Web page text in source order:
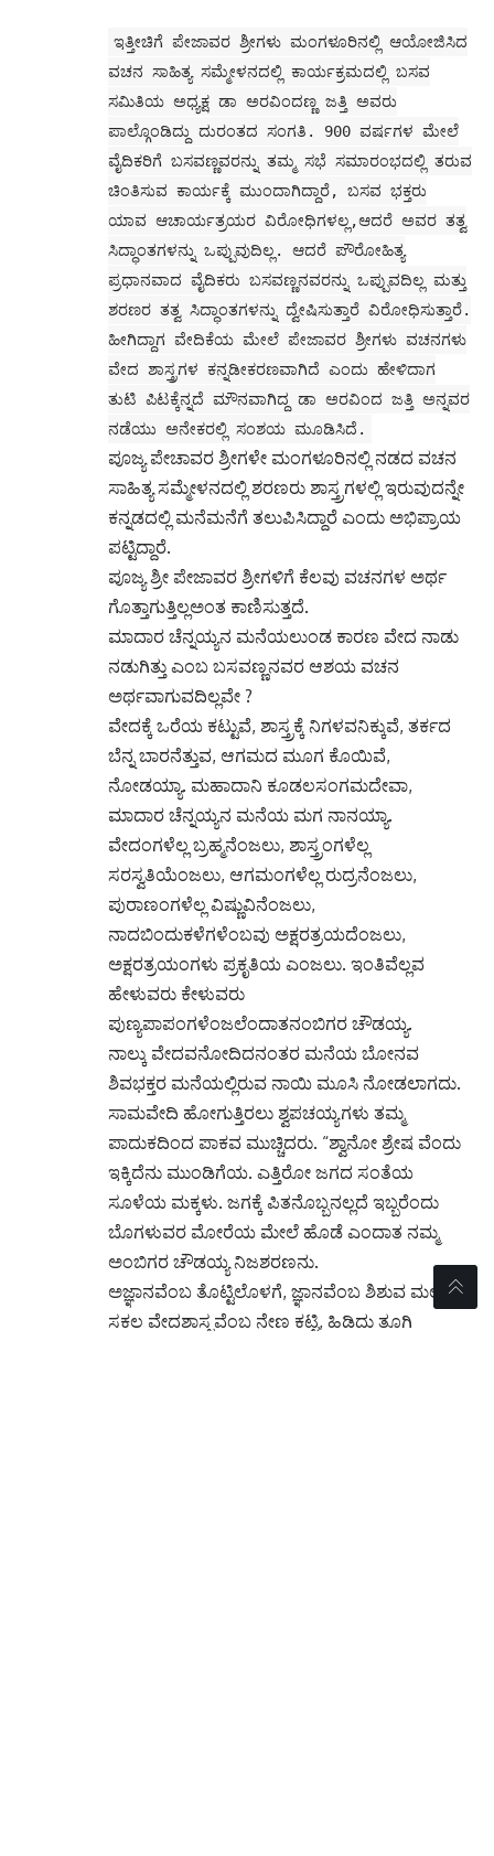
ಇತ್ತೀಚಿಗೆ ಪೇಜಾವರ ಶ್ರೀಗಳು ಮಂಗಳೂರಿನಲ್ಲಿ ಆಯೋಜಿಸಿದ
ವಚನ ಸಾಹಿತ್ಯ ಸಮ್ಮೇಳನದಲ್ಲಿ ಕಾರ್ಯಕ್ರಮದಲ್ಲಿ ಬಸವ
ಸಮಿತಿಯ ಅಧ್ಯಕ್ಷ ಡಾ ಅರವಿಂದಣ್ಣ ಜತ್ತಿ ಅವರು
ಪಾಲ್ಗೊಂಡಿದ್ದು ದುರಂತದ ಸಂಗತಿ. 900 ವರ್ಷಗಳ ಮೇಲೆ
ವೈದಿಕರಿಗೆ ಬಸವಣ್ಣವರನ್ನು ತಮ್ಮ ಸಭೆ ಸಮಾರಂಭದಲ್ಲಿ ತರುವ
ಚಿಂತಿಸುವ ಕಾರ್ಯಕ್ಕೆ ಮುಂದಾಗಿದ್ದಾರೆ, ಬಸವ ಭಕ್ತರು
ಯಾವ ಆಚಾರ್ಯತ್ರಯರ ವಿರೋಧಿಗಳಲ್ಲ,ಆದರೆ ಅವರ ತತ್ವ
ಸಿದ್ಧಾಂತಗಳನ್ನು ಒಪ್ಪುವುದಿಲ್ಲ. ಆದರೆ ಪೌರೋಹಿತ್ಯ
ಪ್ರಧಾನವಾದ ವೈದಿಕರು ಬಸವಣ್ಣನವರನ್ನು ಒಪ್ಪುವದಿಲ್ಲ ಮತ್ತು
ಶರಣರ ತತ್ವ ಸಿದ್ಧಾಂತಗಳನ್ನು ದ್ವೇಷಿಸುತ್ತಾರೆ ವಿರೋಧಿಸುತ್ತಾರೆ.
ಹೀಗಿದ್ದಾಗ ವೇದಿಕೆಯ ಮೇಲೆ ಪೇಜಾವರ ಶ್ರೀಗಳು ವಚನಗಳು
ವೇದ ಶಾಸ್ತ್ರಗಳ ಕನ್ನಡೀಕರಣವಾಗಿದೆ ಎಂದು ಹೇಳಿದಾಗ
ತುಟಿ ಪಿಟಕ್ಕೆನ್ನದೆ ಮೌನವಾಗಿದ್ದ ಡಾ ಅರವಿಂದ ಜತ್ತಿ ಅನ್ನವರ
ನಡೆಯು ಅನೇಕರಲ್ಲಿ ಸಂಶಯ ಮೂಡಿಸಿದೆ.
ಪೂಜ್ಯ ಪೇಚಾವರ ಶ್ರೀಗಳೇ ಮಂಗಳೂರಿನಲ್ಲಿ ನಡದ ವಚನ
ಸಾಹಿತ್ಯ ಸಮ್ಮೇಳನದಲ್ಲಿ ಶರಣರು ಶಾಸ್ತ್ರಗಳಲ್ಲಿ ಇರುವುದನ್ನೇ
ಕನ್ನಡದಲ್ಲಿ ಮನೆಮನೆಗೆ ತಲುಪಿಸಿದ್ದಾರೆ ಎಂದು ಅಭಿಪ್ರಾಯ
ಪಟ್ಟಿದ್ದಾರೆ.
ಪೂಜ್ಯ ಶ್ರೀ ಪೇಜಾವರ ಶ್ರೀಗಳಿಗೆ ಕೆಲವು ವಚನಗಳ ಅರ್ಥ
ಗೊತ್ತಾಗುತ್ತಿಲ್ಲಅಂತ ಕಾಣಿಸುತ್ತದೆ.
ಮಾದಾರ ಚೆನ್ನಯ್ಯನ ಮನೆಯಲುಂಡ ಕಾರಣ ವೇದ ನಾಡು
ನಡುಗಿತ್ತು ಎಂಬ ಬಸವಣ್ಣನವರ ಆಶಯ ವಚನ
ಅರ್ಥವಾಗುವದಿಲ್ಲವೇ ?
ವೇದಕ್ಕೆ ಒರೆಯ ಕಟ್ಟುವೆ, ಶಾಸ್ತ್ರಕ್ಕೆ ನಿಗಳವನಿಕ್ಕುವೆ, ತರ್ಕದ
ಬೆನ್ನ ಬಾರನೆತ್ತುವ, ಆಗಮದ ಮೂಗ ಕೊಯಿವೆ,
ನೋಡಯ್ಯಾ. ಮಹಾದಾನಿ ಕೂಡಲಸಂಗಮದೇವಾ,
ಮಾದಾರ ಚೆನ್ನಯ್ಯನ ಮನೆಯ ಮಗ ನಾನಯ್ಯಾ.
ವೇದಂಗಳೆಲ್ಲ ಬ್ರಹ್ಮನೆಂಜಲು, ಶಾಸ್ತ್ರಂಗಳೆಲ್ಲ
ಸರಸ್ವತಿಯೆಂಜಲು, ಆಗಮಂಗಳೆಲ್ಲ ರುದ್ರನೆಂಜಲು,
ಪುರಾಣಂಗಳೆಲ್ಲ ವಿಷ್ಣುವಿನೆಂಜಲು,
ನಾದಬಿಂದುಕಳೆಗಳೆಂಬವು ಅಕ್ಷರತ್ರಯದೆಂಜಲು,
ಅಕ್ಷರತ್ರಯಂಗಳು ಪ್ರಕೃತಿಯ ಎಂಜಲು. ಇಂತಿವೆಲ್ಲವ
ಹೇಳುವರು ಕೇಳುವರು
ಪುಣ್ಯಪಾಪಂಗಳೆಂಜಲೆಂದಾತನಂಬಿಗರ ಚೌಡಯ್ಯ.
ನಾಲ್ಕು ವೇದವನೋದಿದನಂತರ ಮನೆಯ ಬೋನವ
ಶಿವಭಕ್ತರ ಮನೆಯಲ್ಲಿರುವ ನಾಯಿ ಮೂಸಿ ನೋಡಲಾಗದು.
ಸಾಮವೇದಿ ಹೋಗುತ್ತಿರಲು ಶ್ವಪಚಯ್ಯಗಳು ತಮ್ಮ
ಪಾದುಕದಿಂದ ಪಾಕವ ಮುಚ್ಚಿದರು. “ಶ್ವಾನೋ ಶ್ರೇಷ ವೆಂದು
ಇಕ್ಕಿದೆನು ಮುಂಡಿಗೆಯ. ಎತ್ತಿರೋ ಜಗದ ಸಂತೆಯ
ಸೂಳೆಯ ಮಕ್ಕಳು. ಜಗಕ್ಕೆ ಪಿತನೊಬ್ಬನಲ್ಲದೆ ಇಬ್ಬರೆಂದು
ಬೊಗಳುವರ ಮೋರೆಯ ಮೇಲೆ ಹೊಡೆ ಎಂದಾತ ನಮ್ಮ
ಅಂಬಿಗರ ಚೌಡಯ್ಯ ನಿಜಶರಣನು.
ಅಜ್ಞಾನವೆಂಬ ತೊಟ್ಟಿಲೊಳಗೆ, ಜ್ಞಾನವೆಂಬ ಶಿಶುವ ಮಲಗಿಸಿ,
ಸಕಲ ವೇದಶಾಸ್ತ್ರವೆಂಬ ನೇಣ ಕಟ್ಟಿ, ಹಿಡಿದು ತೂಗಿ